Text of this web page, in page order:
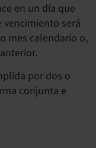
en un día que
vencimiento será
mes calendario o,
por dos o
conjunta e